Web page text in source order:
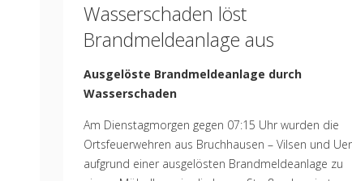
Wasserschaden löst
Brandmeldeanlage aus
Ausgelöste Brandmeldeanlage durch
Wasserschaden
Am Dienstagmorgen gegen 07:15 Uhr wurden die
Ortsfeuerwehren aus Bruchhausen – Vilsen und
aufgrund einer ausgelösten Brandmeldeanlage zu